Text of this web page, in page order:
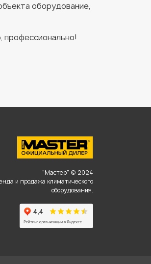
оборудование,
профессионально!
"Мастер" © 2024
и продажа климатического
оборудования.